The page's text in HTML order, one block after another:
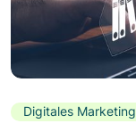
Digitales Marketing